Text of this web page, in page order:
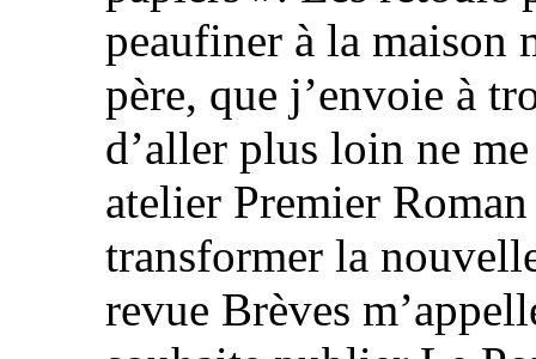
peaufiner à la maison
père, que j’envoie à
d’aller plus loin ne
atelier Premier
transformer la
revue Brèves